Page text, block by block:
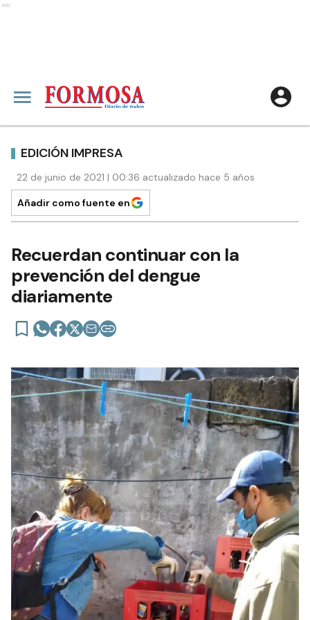
Ads
EDICIÓN IMPRESA
22 de junio de 2021 | 00:36 actualizado hace 5 años
Añadir como fuente en
Recuerdan continuar con la
prevención del dengue
diariamente